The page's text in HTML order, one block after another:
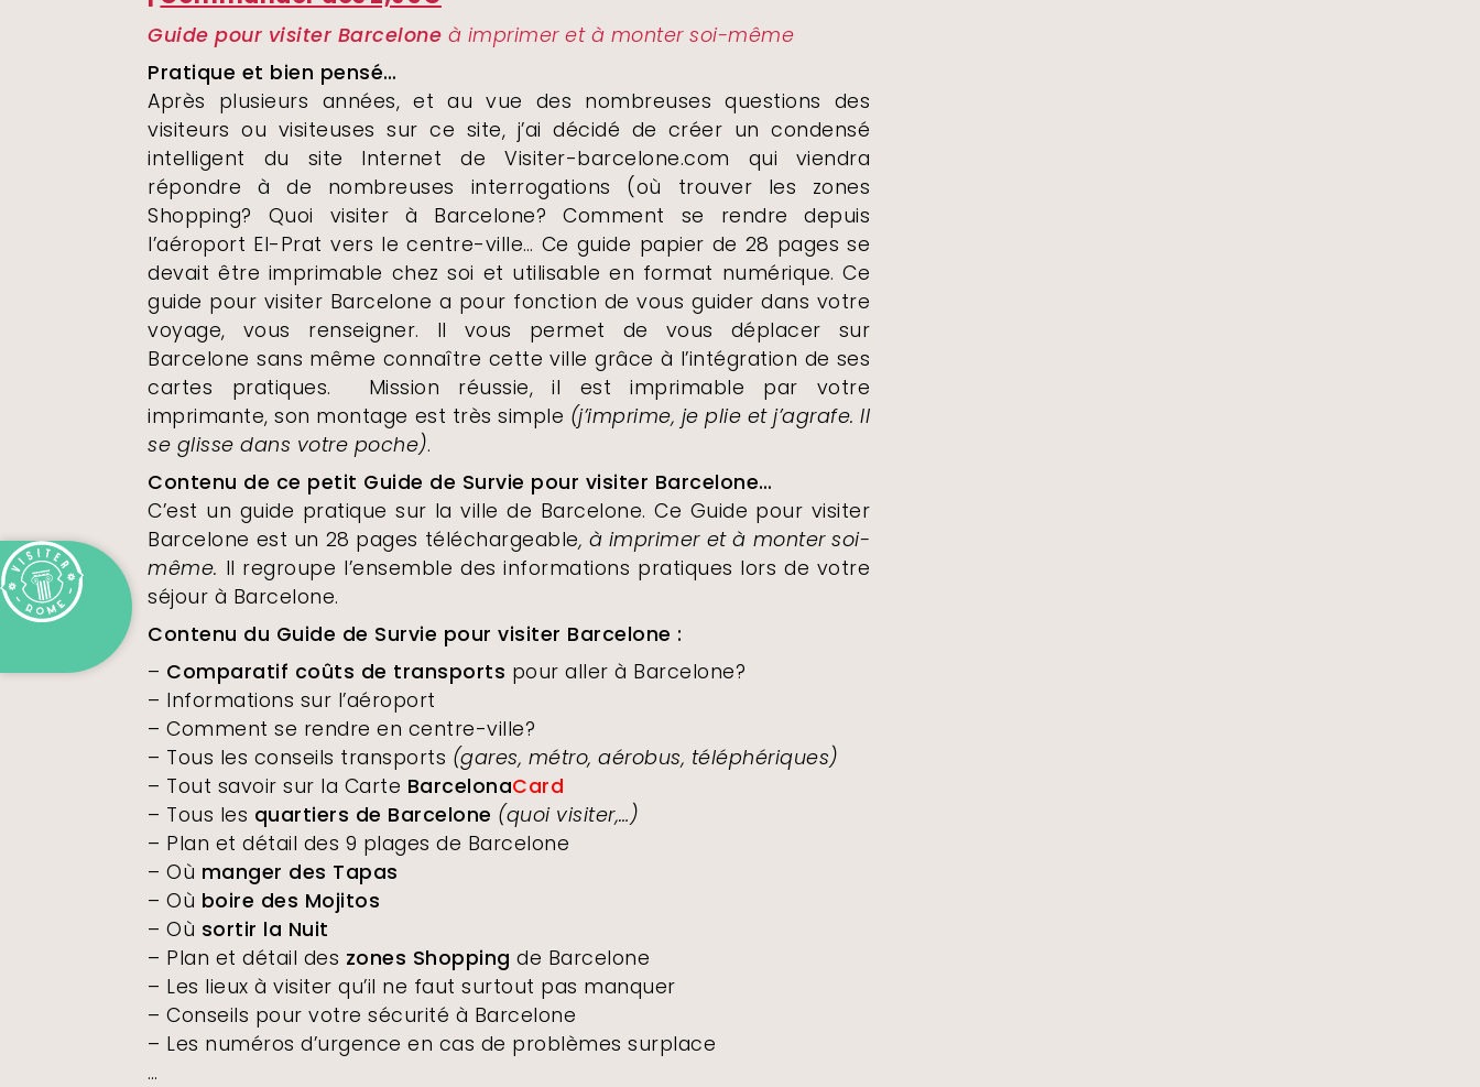
Guide pour visiter Barcelone à imprimeretà monter soi-même
Pratique et bien pensé…
Après plusieurs années, et au vue des nombreuses questions des
visiteurs ou visiteuses sur ce site, j’ai décidé de créer un condensé
intelligent du site Internet de Visiter-barcelone.com qui viendra
répondre à de nombreuses interrogations (où trouver les zones
Shopping? Quoi visiter à Barcelone? Comment se rendre depuis
l’aéroport El-Prat vers le centre-ville… Ce guide papier de 28 pages se
devait être imprimable chez soi et utilisable en format numérique. Ce
guide pour visiter Barcelone a pour fonction de vous guider dans votre
voyage, vous renseigner. Il vous permet de vous déplacer sur
Barcelone sans même connaître cette ville grâce à l’intégration de ses
cartes pratiques. Mission réussie, il est imprimable par votre
imprimante, son montage est très simple (j’imprime, je plie et j’agrafe. Il
se glisse dans votre poche).
Contenu de ce petit Guide de Survie pour visiter Barcelone…
C’est un guide pratique sur la ville de Barcelone. Ce Guide pour visiter
Barcelone est un 28 pages téléchargeable, à imprimer et à monter soi-
même. Il regroupe l’ensemble des informations pratiques lors de votre
séjour à Barcelone.
Contenu du Guide de Survie pour visiter Barcelone :
– Comparatif coûts de transports pour aller à Barcelone?
– Informations sur l’aéroport
– Comment se rendre en centre-ville?
– Tous les conseils transports (gares, métro, aérobus, téléphériques)
– Tout savoir sur la Carte BarcelonaCard
– Tous les quartiers de Barcelone (quoi visiter,…)
– Plan et détail des 9 plages de Barcelone
– Où manger des Tapas
– Où boire des Mojitos
– Où sortir la Nuit
– Plan et détail des zones Shopping de Barcelone
– Les lieux à visiter qu’il ne faut surtout pas manquer
– Conseils pour votre sécurité à Barcelone
– Les numéros d’urgence en cas de problèmes surplace
…